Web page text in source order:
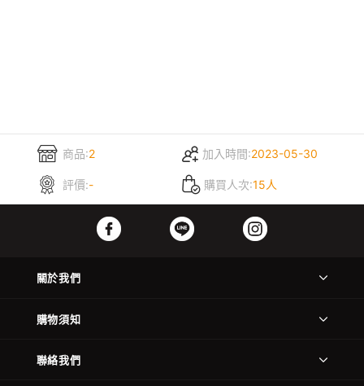
商品:2 加入時間:2023-05-30
評價:- 購買人次:15人
關於我們
購物須知
聯絡我們